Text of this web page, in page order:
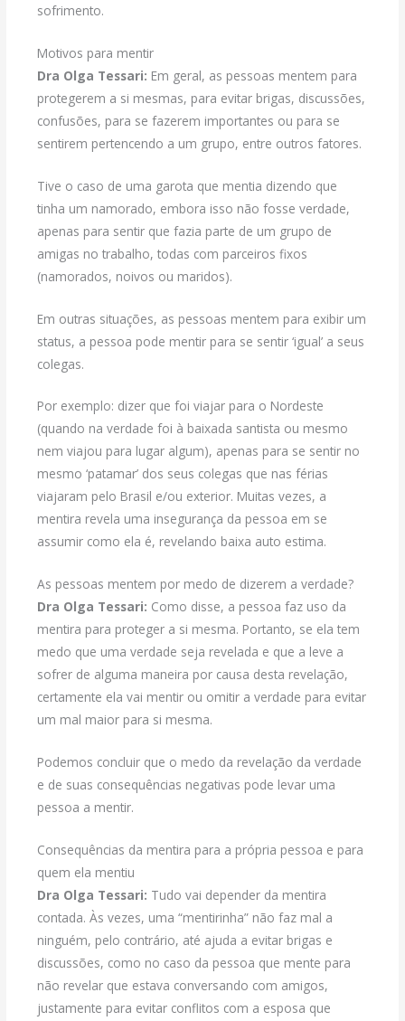
sofrimento.
Motivos para mentir
Dra Olga Tessari: Em geral, as pessoas mentem para
protegerem a si mesmas, para evitar brigas, discussões,
confusões, para se fazerem importantes ou para se
sentirem pertencendo a um grupo, entre outros fatores.
Tive o caso de uma garota que mentia dizendo que
tinha um namorado, embora isso não fosse verdade,
apenas para sentir que fazia parte de um grupo de
amigas no trabalho, todas com parceiros fixos
(namorados, noivos ou maridos).
Em outras situações, as pessoas mentem para exibir um
status, a pessoa pode mentir para se sentir ‘igual’ a seus
colegas.
Por exemplo: dizer que foi viajar para o Nordeste
(quando na verdade foi à baixada santista ou mesmo
nem viajou para lugar algum), apenas para se sentir no
mesmo ‘patamar’ dos seus colegas que nas férias
viajaram pelo Brasil e/ou exterior. Muitas vezes, a
mentira revela uma insegurança da pessoa em se
assumir como ela é, revelando baixa auto estima.
As pessoas mentem por medo de dizerem a verdade?
Dra Olga Tessari: Como disse, a pessoa faz uso da
mentira para proteger a si mesma. Portanto, se ela tem
medo que uma verdade seja revelada e que a leve a
sofrer de alguma maneira por causa desta revelação,
certamente ela vai mentir ou omitir a verdade para evitar
um mal maior para si mesma.
Podemos concluir que o medo da revelação da verdade
e de suas consequências negativas pode levar uma
pessoa a mentir.
Consequências da mentira para a própria pessoa e para
quem ela mentiu
Dra Olga Tessari: Tudo vai depender da mentira
contada. Às vezes, uma “mentirinha” não faz mal a
ninguém, pelo contrário, até ajuda a evitar brigas e
discussões, como no caso da pessoa que mente para
não revelar que estava conversando com amigos,
justamente para evitar conflitos com a esposa que